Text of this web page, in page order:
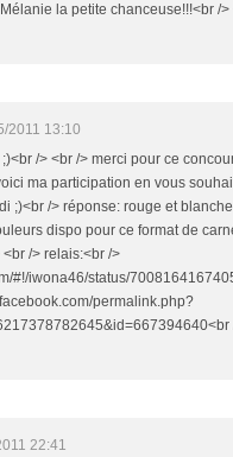
la petite chanceuse!!!<br />
2011 13:10
/> <br /> merci pour ce
ma participation en vous
;)<br /> réponse: rouge et
dispo pour ce format de
/> relais:<br />
#!/iwona46/status/
permalink.php?
22:41